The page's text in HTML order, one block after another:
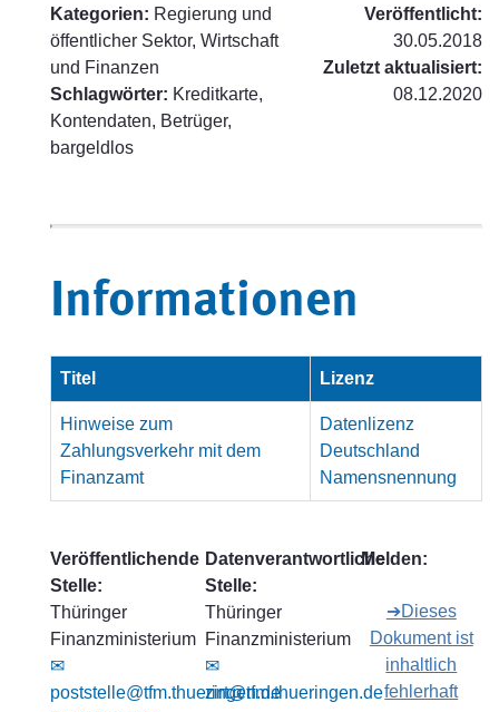
Kategorien: Regierung und
öffentlicher Sektor, Wirtschaft
und Finanzen
Schlagwörter: Kreditkarte,
Kontendaten, Betrüger,
bargeldlos
Veröffentlicht:
30.05.2018
Zuletzt aktualisiert:
08.12.2020
Informationen
Titel Lizenz
Hinweise zum
Zahlungsverkehr mit dem
Finanzamt
Datenlizenz
Deutschland
Namensnennung
Veröffentlichende
Stelle:
Thüringer
Finanzministerium
✉
poststelle@tfm.thueringen.de
Datenverantwortliche
Stelle:
Thüringer
Finanzministerium
✉
zirt@tfm.thueringen.de
Melden:
➔Dieses
Dokument ist
inhaltlich
fehlerhaft